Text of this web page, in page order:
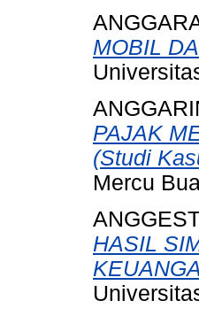
MOBIL
PAJAK
(Studi
Mercu
HASIL